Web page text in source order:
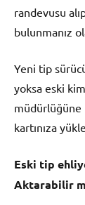
randevusu
bulunmanız
Yeni tip
yoksa eski
kartınıza
Eski tip
Aktarabilir